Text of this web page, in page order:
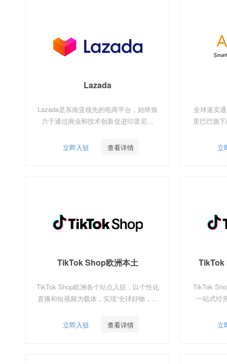
Lazada
Lazada是东南亚领先的电商平台，始终致
力于通过商业和技术创新促进印度尼西
越南等六市场发展
立即入驻 查看详情
全球速卖
里巴巴旗
立
TikTok Shop欧洲本土
TikTok Shop欧洲各个站点入驻，以个性化
直播和短视频为载体，实现“全球好物，全
立即入驻
查看详情
TikTok
TikTok
一站式经
全球10亿
立